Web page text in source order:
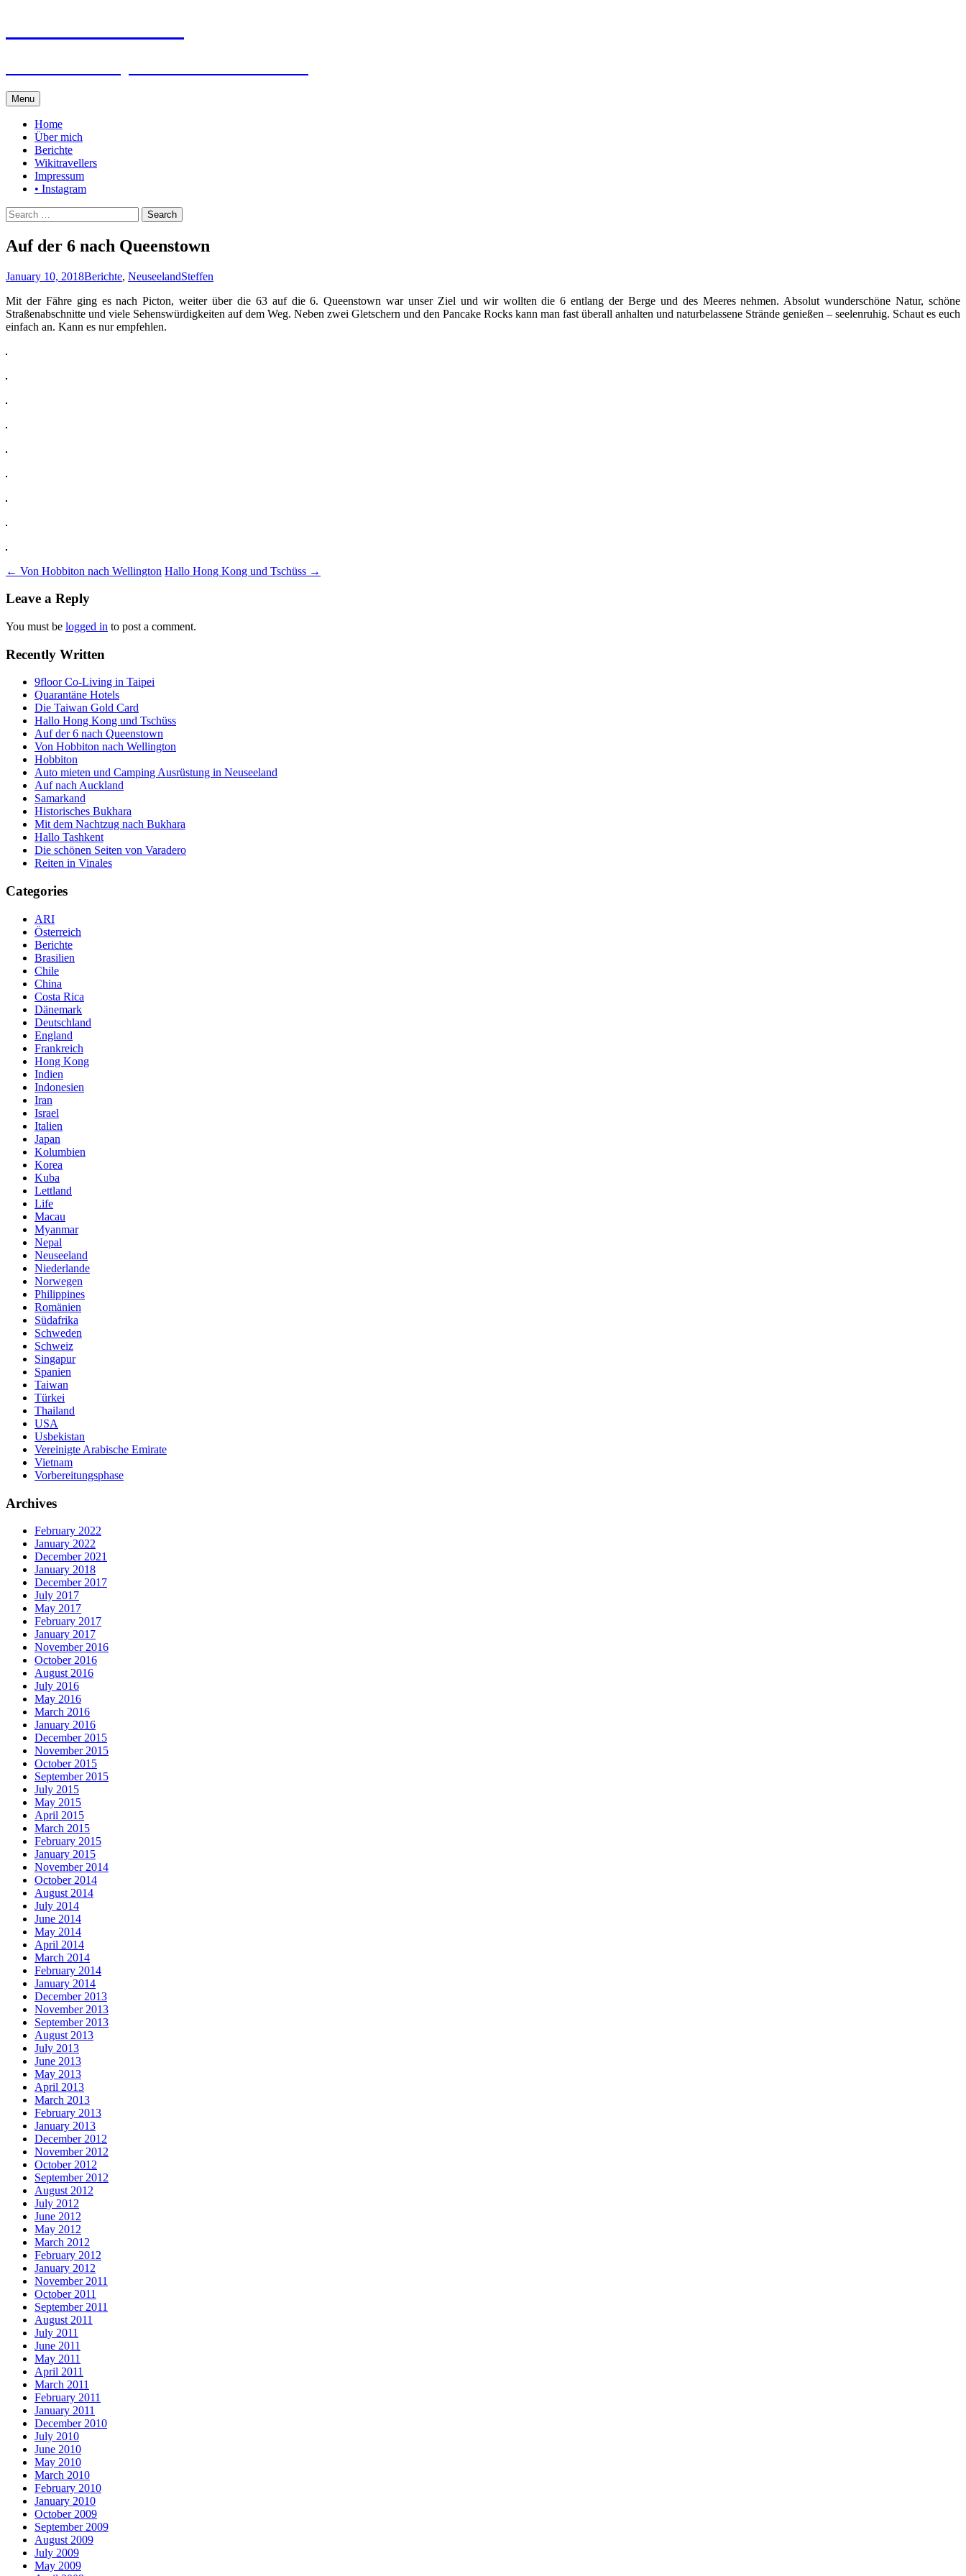
Menu Skip
to
content
Home
Über mich
Berichte
Wikitravellers
Impressum
• Instagram
Search
for:
Auf der 6 nach Queenstown
January 10, 2018Berichte, NeuseelandSteffen
Mit der Fähre ging es nach Picton, weiter über die 63 auf die 6. Queenstown war unser Ziel und wir wollten die 6 entlang der Berge und des Meeres nehmen. Absolut wunderschöne Natur, schöne
Straßenabschnitte und viele Sehenswürdigkeiten auf dem Weg. Neben zwei Gletschern und den Pancake Rocks kann man fast überall anhalten und naturbelassene Strände genießen – seelenruhig. Schaut es euch
einfach an. Kann es nur empfehlen.
Post
navigation
← Von Hobbiton nach Wellington Hallo Hong Kong und Tschüss →
Leave a Reply
You must be logged in to post a comment.
Recently Written
9floor Co-Living in Taipei
Quarantäne Hotels
Die Taiwan Gold Card
Hallo Hong Kong und Tschüss
Auf der 6 nach Queenstown
Von Hobbiton nach Wellington
Hobbiton
Auto mieten und Camping Ausrüstung in Neuseeland
Auf nach Auckland
Samarkand
Historisches Bukhara
Mit dem Nachtzug nach Bukhara
Hallo Tashkent
Die schönen Seiten von Varadero
Reiten in Vinales
Categories
ARI
Österreich
Berichte
Brasilien
Chile
China
Costa Rica
Dänemark
Deutschland
England
Frankreich
Hong Kong
Indien
Indonesien
Iran
Israel
Italien
Japan
Kolumbien
Korea
Kuba
Lettland
Life
Macau
Myanmar
Nepal
Neuseeland
Niederlande
Norwegen
Philippines
Romänien
Südafrika
Schweden
Schweiz
Singapur
Spanien
Taiwan
Türkei
Thailand
USA
Usbekistan
Vereinigte Arabische Emirate
Vietnam
Vorbereitungsphase
Archives
February 2022
January 2022
December 2021
January 2018
December 2017
July 2017
May 2017
February 2017
January 2017
November 2016
October 2016
August 2016
July 2016
May 2016
March 2016
January 2016
December 2015
November 2015
October 2015
September 2015
July 2015
May 2015
April 2015
March 2015
February 2015
January 2015
November 2014
October 2014
August 2014
July 2014
June 2014
May 2014
April 2014
March 2014
February 2014
January 2014
December 2013
November 2013
September 2013
August 2013
July 2013
June 2013
May 2013
April 2013
March 2013
February 2013
January 2013
December 2012
November 2012
October 2012
September 2012
August 2012
July 2012
June 2012
May 2012
March 2012
February 2012
January 2012
November 2011
October 2011
September 2011
August 2011
July 2011
June 2011
May 2011
April 2011
March 2011
February 2011
January 2011
December 2010
July 2010
June 2010
May 2010
March 2010
February 2010
January 2010
October 2009
September 2009
August 2009
July 2009
May 2009